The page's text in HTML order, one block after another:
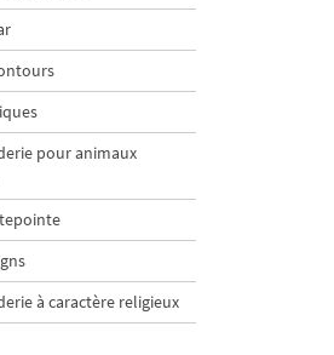
pour animaux
à caractère religieux